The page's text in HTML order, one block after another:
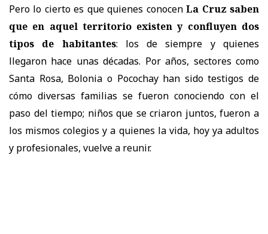
Pero lo cierto es que quienes conocenLa Cruz saben
que en aquel territorio existen y confluyen dos
tipos de habitantes: los de siempre y quienes
llegaron hace unas décadas. Por años, sectores como
Santa Rosa, Bolonia o Pocochay han sido testigos de
cómo diversas familias se fueron conociendo con el
paso del tiempo; niños que se criaron juntos, fueron a
los mismos colegios y a quienes la vida, hoy ya adultos
y profesionales, vuelve a reunir.